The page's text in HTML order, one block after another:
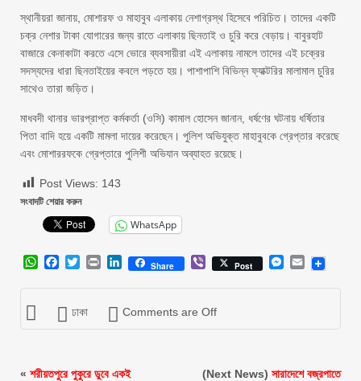
স্থানীয়রা জানায়, মোশারফ ও মাহাবুব এলাকায় নেশাগ্রস্থ হিসেবে পরিচিত। তাদের একটি
চক্র নেশার টাকা যোগারের জন্য রাতে এলাকায় ছিনতাই ও চুরি করে বেড়ায়। বাবুরহাট
বাজারে কেনাকাটা করতে এসে ভোরে ব্যবসায়ীরা এই এলাকায় নামলে তাদের এই চক্রের
সদস্যদের ধারা ছিনতাইয়ের কবলে পড়তে হয়। পাশাপাশি বিভিন্ন ফ্যাক্টরির মালামাল চুরির
সাথেও তারা জড়িত।
মাধবদী থানার ভারপ্রাপ্ত কর্মকর্তা (ওসি) কামাল হোসেন জানান, ধর্ষণের ঘটনায় ধর্ষিতার
পিতা বাদি হয়ে একটি মামলা দায়ের করেছেন। পুলিশ অভিযুক্ত মাহাবুবকে গ্রেপ্তার করেছে
এবং মোশাররফকে গ্রেপ্তারে পুলিশী অভিযান অব্যাহত রয়েছে।
Post Views: 143
সংবাদটি শেয়ার করুন
WhatsApp
WhatsApp
Facebook
Twitter
Print LinkedIn
Share ViberPost Messenger
Email
ঢাকা Comments are Off
« শরীয়তপুরে পুকুরে ডুবে একই
(Next News) সারাদেশে বজ্রপাতে